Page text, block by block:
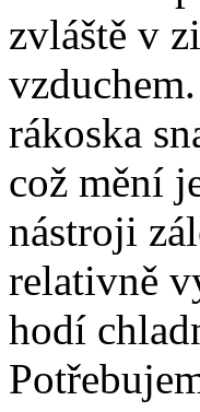
zvláště v
rákoska
což mění
nástroji
relativně
hodí